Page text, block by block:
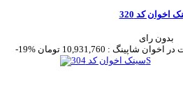
اخوان کد 320
بدون رای
-19%
در اخوان شاپینگ : 10,931,760 تومان